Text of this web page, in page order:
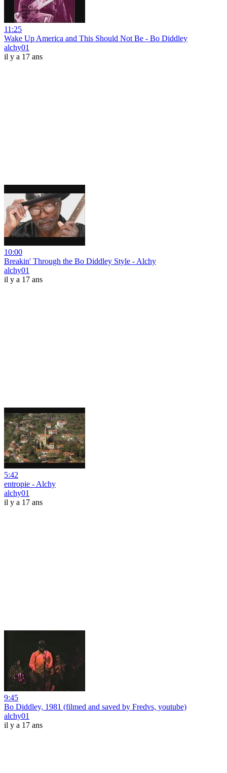
11:25
Wake Up America and This Should Not Be - Bo Diddley
alchy01
il y a 17 ans
10:00
Breakin' Through the Bo Diddley Style - Alchy
alchy01
il y a 17 ans
5:42
entropie - Alchy
alchy01
il y a 17 ans
9:45
Bo Diddley, 1981 (filmed and saved by Fredvs, youtube)
alchy01
il y a 17 ans